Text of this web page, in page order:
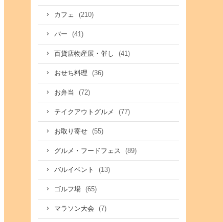
カフェ (210)
バー (41)
百貨店物産展・催し (41)
おせち料理 (36)
お弁当 (72)
テイクアウトグルメ (77)
お取り寄せ (55)
グルメ・フードフェス (89)
バルイベント (13)
ゴルフ場 (65)
マラソン大会 (7)